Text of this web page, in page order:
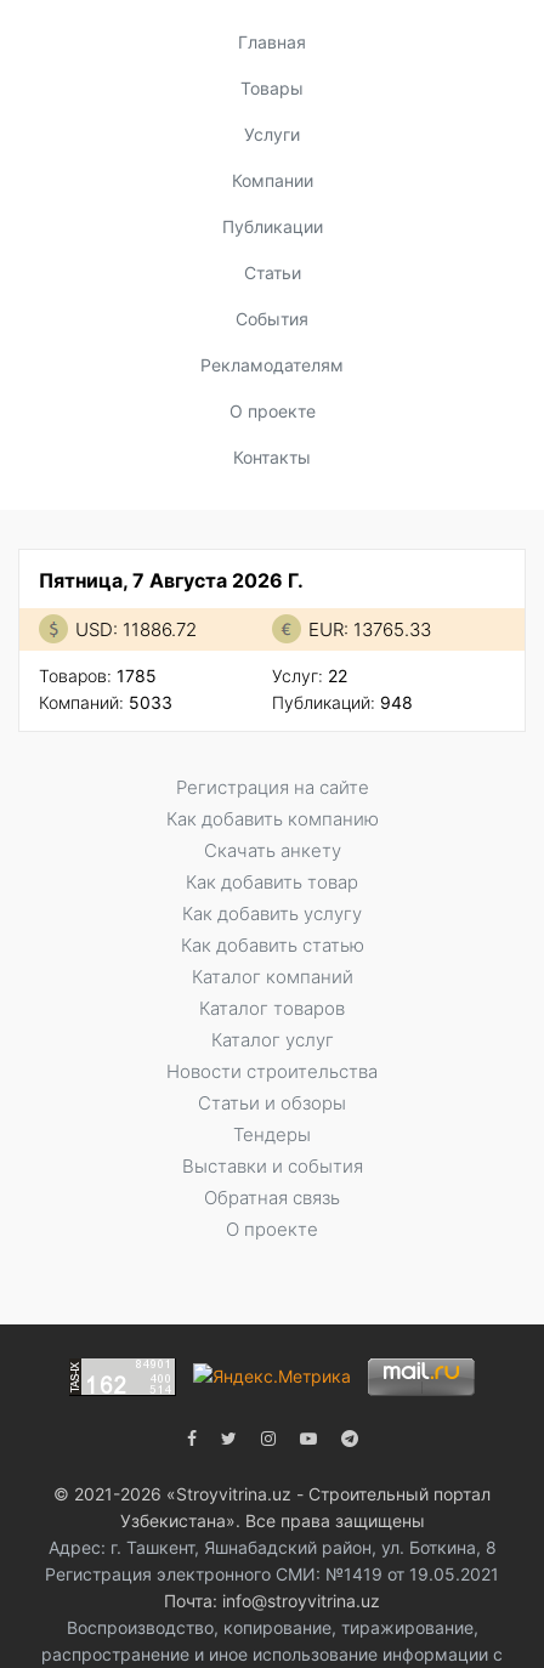
Главная
Товары
Услуги
Компании
Публикации
Статьи
События
Рекламодателям
О проекте
Контакты
Пятница, 7 Августа 2026 Г.
USD: 11886.72 EUR: 13765.33
Товаров: 1785
Компаний: 5033
Услуг: 22
Публикаций: 948
Регистрация на сайте
Как добавить компанию
Скачать анкету
Как добавить товар
Как добавить услугу
Как добавить статью
Каталог компаний
Каталог товаров
Каталог услуг
Новости строительства
Статьи и обзоры
Тендеры
Выставки и события
Обратная связь
О проекте
© 2021-2026 «Stroyvitrina.uz - Строительный портал
Узбекистана». Все права защищены
Адрес: г. Ташкент, Яшнабадский район, ул. Боткина, 8
Регистрация электронного СМИ: №1419 от 19.05.2021
Почта: info@stroyvitrina.uz
Воспроизводство, копирование, тиражирование,
распространение и иное использование информации с